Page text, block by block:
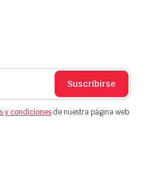
Suscribirse
y condicionesde nuestra página web.